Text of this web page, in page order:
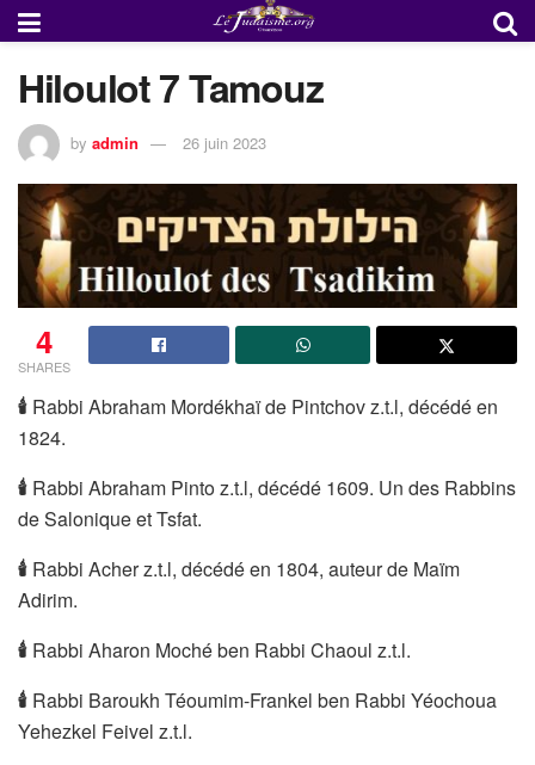
Hiloulot 7 Tamouz
by admin 26 juin 2023
4
SHARES
🕯 Rabbi Abraham Mordékhaï de Pintchov z.t.l, décédé en
1824.
🕯 Rabbi Abraham Pinto z.t.l, décédé 1609. Un des Rabbins
de Salonique et Tsfat.
🕯 Rabbi Acher z.t.l, décédé en 1804, auteur de Maïm
Adirim.
🕯 Rabbi Aharon Moché ben Rabbi Chaoul z.t.l.
🕯 Rabbi Baroukh Téoumim-Frankel ben Rabbi Yéochoua
Yehezkel Feivel z.t.l.